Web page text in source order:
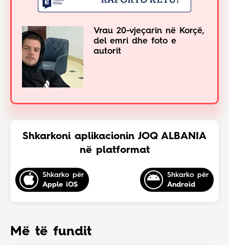
Vrau 20-vjeçarin në Korçë,
del emri dhe foto e
autorit
Shkarkoni aplikacionin JOQ ALBANIA
në platformat
Shkarko për
Apple iOS
Shkarko për
Android
Më të fundit